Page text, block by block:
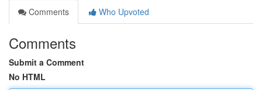
Comments
Who Upvoted
Comments
Submit a Comment
No HTML